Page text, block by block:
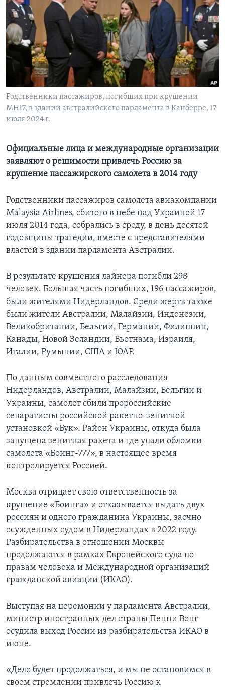
Learning English
СОЦИАЛЬНЫЕ СЕТИ
Родственники пассажиров, погибших при крушении
MH17, в здании австралийского парламента в Канберре, 17
июля 2024 г.
Официальные лица и международные организации
заявляют о решимости привлечь Россию за
крушение пассажирского самолета в 2014 году
Родственники пассажиров самолета авиакомпании
Malaysia Airlines, сбитого в небе над Украиной 17
июля 2014 года, собрались в среду, в день десятой
годовщины трагедии, вместе с представителями
властей в здании парламента Австралии.
В результате крушения лайнера погибли 298
человек. Большая часть погибших, 196 пассажиров,
были жителями Нидерландов. Среди жертв также
были жители Австралии, Малайзии, Индонезии,
Великобритании, Бельгии, Германии, Филиппин,
Канады, Новой Зеландии, Вьетнама, Израиля,
Италии, Румынии, США и ЮАР.
По данным совместного расследования
Нидерландов, Австралии, Малайзии, Бельгии и
Украины, самолет сбили пророссийские
сепаратисты российской ракетно-зенитной
установкой «Бук». Район Украины, откуда была
запущена зенитная ракета и где упали обломки
самолета «Боинг-777», в настоящее время
контролируется Россией.
Москва отрицает свою ответственность за
крушение «Боинга» и отказывается выдать двух
россиян и одного гражданина Украины, заочно
осужденных судом в Нидерландах в 2022 году.
Разбирательства в отношении Москвы
продолжаются в рамках Европейского суда по
правам человека и Международной организаций
гражданской авиации (ИКАО).
Выступая на церемонии у парламента Австралии,
министр иностранных дел страны Пенни Вонг
осудила выход России из разбирательства ИКАО в
июне.
«Дело будет продолжаться, и мы не остановимся в
своем стремлении привлечь Россию к